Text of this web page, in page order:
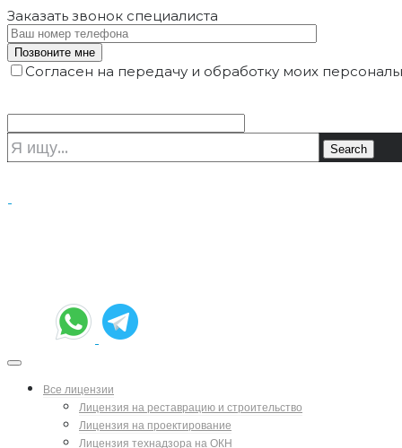
Заказать звонок специалиста
Согласен на передачу и обработку моих
Все лицензии
Лицензия на реставрацию и строительство
Лицензия на проектирование
Лицензия технадзора на ОКН